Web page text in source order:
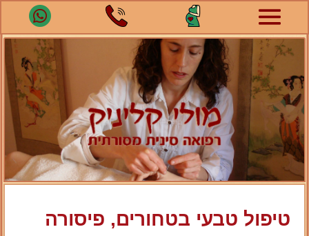
טיפול טבעי בטחורים, פיסורה